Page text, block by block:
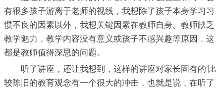
有很多孩子游离于老师的视线，我想除了孩子本身学习习
惯不良的因素以外，我想关键因素在教师自身。教师缺乏
教学魅力，教学内容没有意义或孩子不感兴趣等原因，这
都是教师值得深思的问题。
听了讲座，还让我想到，这样的讲座对家长固有的'比
较陈旧的教育观念有一个很大的冲击，也就是说，在听了